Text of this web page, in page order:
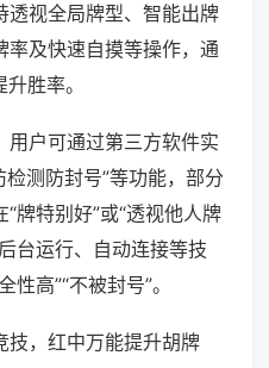
透视全局牌型、智能出牌
率及快速自摸等操作，通
胜率。
用户可通过第三方软件实
检测防封号”等功能，部分
牌特别好”或“透视他人牌
台运行、自动连接等技
高”“不被封号”。
技，红中万能提升胡牌